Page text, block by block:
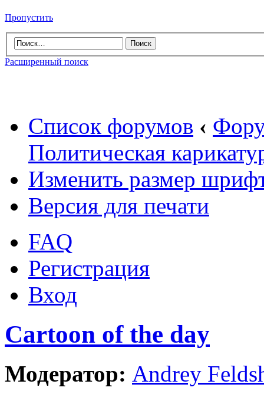
Пропустить
Расширенный поиск
Список форумов ‹
Политическая
Изменить размер
Версия для печати
FAQ
Регистрация
Вход
Cartoon of the day
Модератор: Andrey